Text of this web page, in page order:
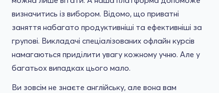
визначитись із вибором. Відомо, що приватні
заняття набагато продуктивніші та ефективніші за
групові. Викладачі спеціалізованих офлайн курсів
намагаються приділити увагу кожному учню. Але у
багатьох випадках цього мало.
Ви зовсім не знаєте англійську, але вона вам